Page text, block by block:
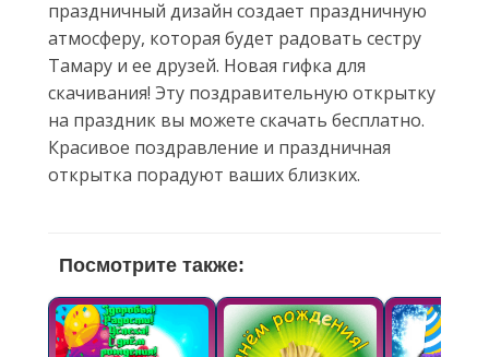
праздничный дизайн создает праздничную
атмосферу, которая будет радовать сестру
Тамару и ее друзей. Новая гифка для
скачивания! Эту поздравительную открытку
на праздник вы можете скачать бесплатно.
Красивое поздравление и праздничная
открытка порадуют ваших близких.
Посмотрите также: